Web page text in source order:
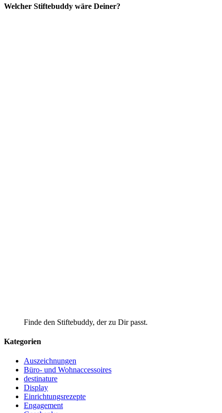
Welcher Stiftebuddy wäre Deiner?
Finde den Stiftebuddy, der zu Dir passt.
Kategorien
Auszeichnungen
Büro- und Wohnaccessoires
destinature
Display
Einrichtungsrezepte
Engagement